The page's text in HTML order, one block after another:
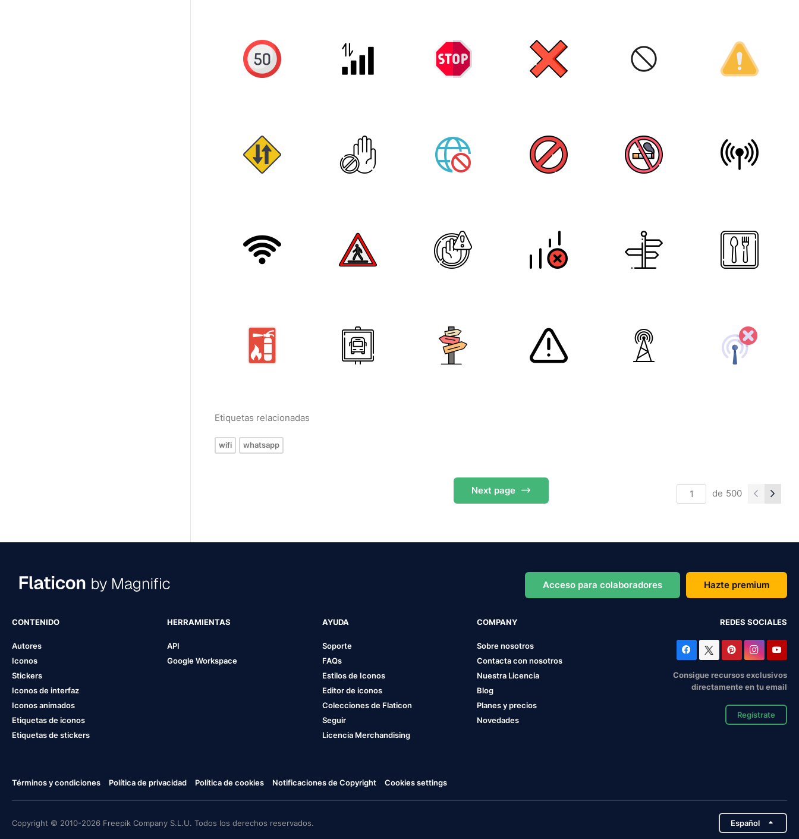
Etiquetas relacionadas
wifi whatsapp
Next page de 500
Acceso para colaboradores Hazte premium
CONTENIDO
Autores
Iconos
Stickers
Iconos de interfaz
Iconos animados
Etiquetas de iconos
Etiquetas de stickers
HERRAMIENTAS
API
Google Workspace
AYUDA
Soporte
FAQs
Estilos de Iconos
Editor de iconos
Colecciones de Flaticon
Seguir
Licencia Merchandising
COMPANY
Sobre nosotros
Contacta con nosotros
Nuestra Licencia
Blog
Planes y precios
Novedades
REDES SOCIALES
Consigue recursos exclusivos
directamente en tu email
Regístrate
Términos y condiciones Política de privacidad Política de cookies Notificaciones de Copyright Cookies settings
Copyright © 2010-2026 Freepik Company S.L.U. Todos los derechos reservados. Español